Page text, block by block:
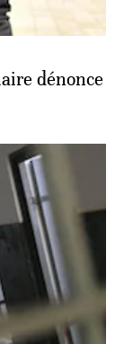
dénonce